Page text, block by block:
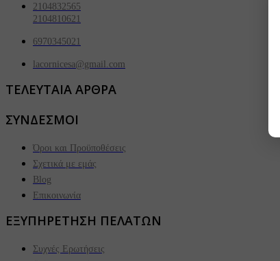
2104832565
2104810621
6970345021
lacornicesa@gmail.com
ΤΕΛΕΥΤΑΙΑ ΑΡΘΡΑ
ΣΥΝΔΕΣΜΟΙ
Όροι και Προϋποθέσεις
Σχετικά με εμάς
Blog
Επικοινωνία
ΕΞΥΠΗΡΕΤΗΣΗ ΠΕΛΑΤΩΝ
Συχνές Ερωτήσεις